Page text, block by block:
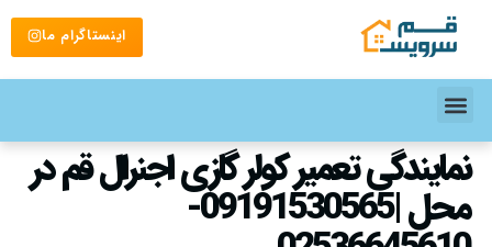
اینستاگرام ما
نمایندگی تعمیر کولر گازی اجنرال قم در
محل |09191530565-